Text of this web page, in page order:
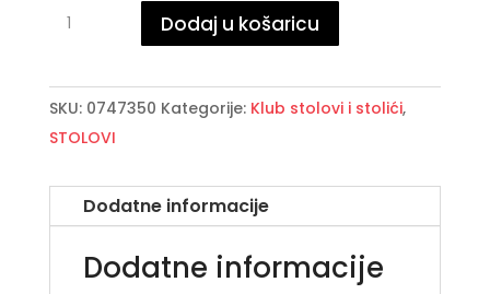
COIN
stolić
Dodaj u košaricu
SKU: 0747350 Kategorije: Klub stolovi i stolići,
STOLOVI
Dodatne informacije
Dodatne informacije